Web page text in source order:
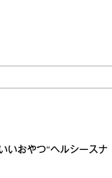
いおやつ“ヘルシースナ